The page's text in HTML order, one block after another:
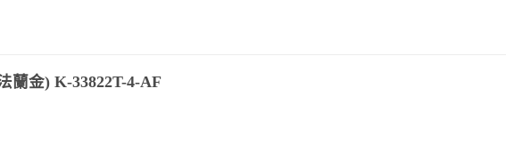
蘭金) K-33822T-4-AF